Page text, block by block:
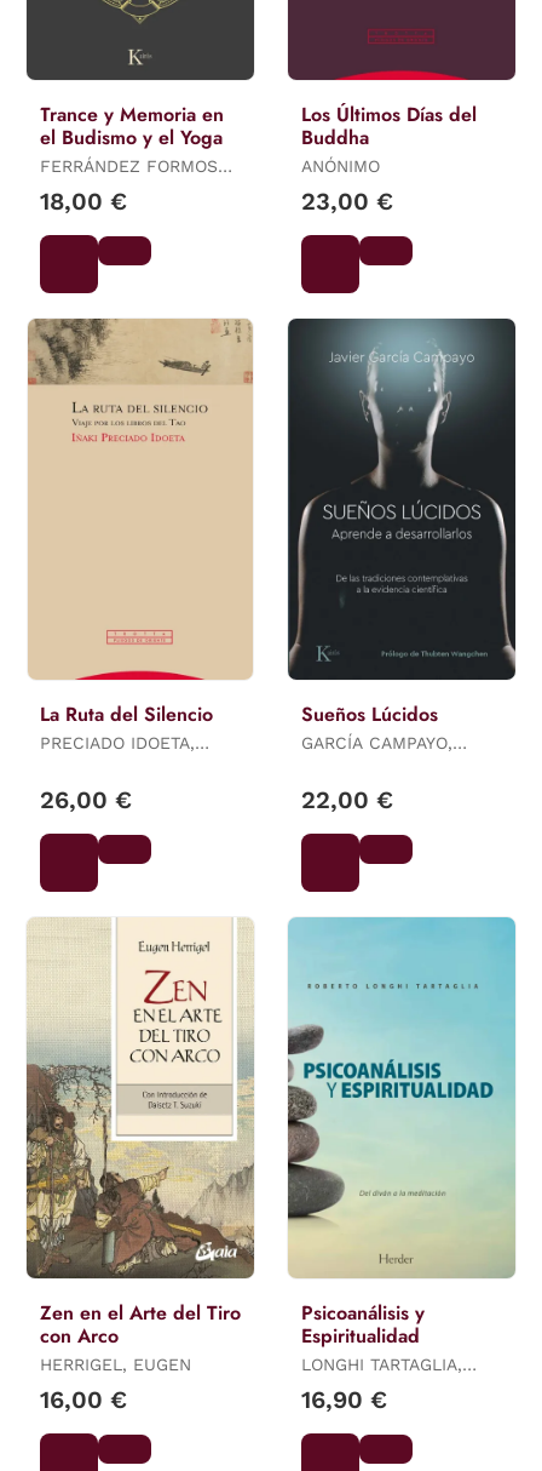
Trance y Memoria en
el Budismo y el Yoga
FERRÁNDEZ FORMOSO,
RAQUEL
18,00 €
Los Últimos Días del
Buddha
ANÓNIMO
23,00 €
La Ruta del Silencio
PRECIADO IDOETA,
26,00 €
Sueños Lúcidos
GARCÍA CAMPAYO,
22,00 €
Zen en el Arte del Tiro
con Arco
HERRIGEL, EUGEN
16,00 €
Psicoanálisis y
Espiritualidad
LONGHI TARTAGLIA,
ROBERTO
16,90 €